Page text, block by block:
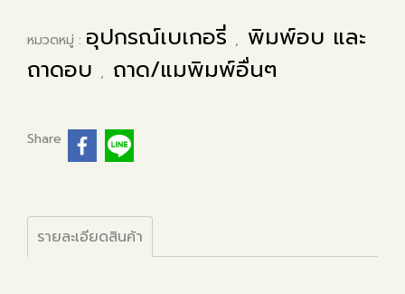
หมวดหมู่ : อุปกรณ์เบเกอรี่ , พิมพ์อบ และ
ถาดอบ , ถาด/แมพิมพ์อื่นๆ
Share
รายละเอียดสินค้า